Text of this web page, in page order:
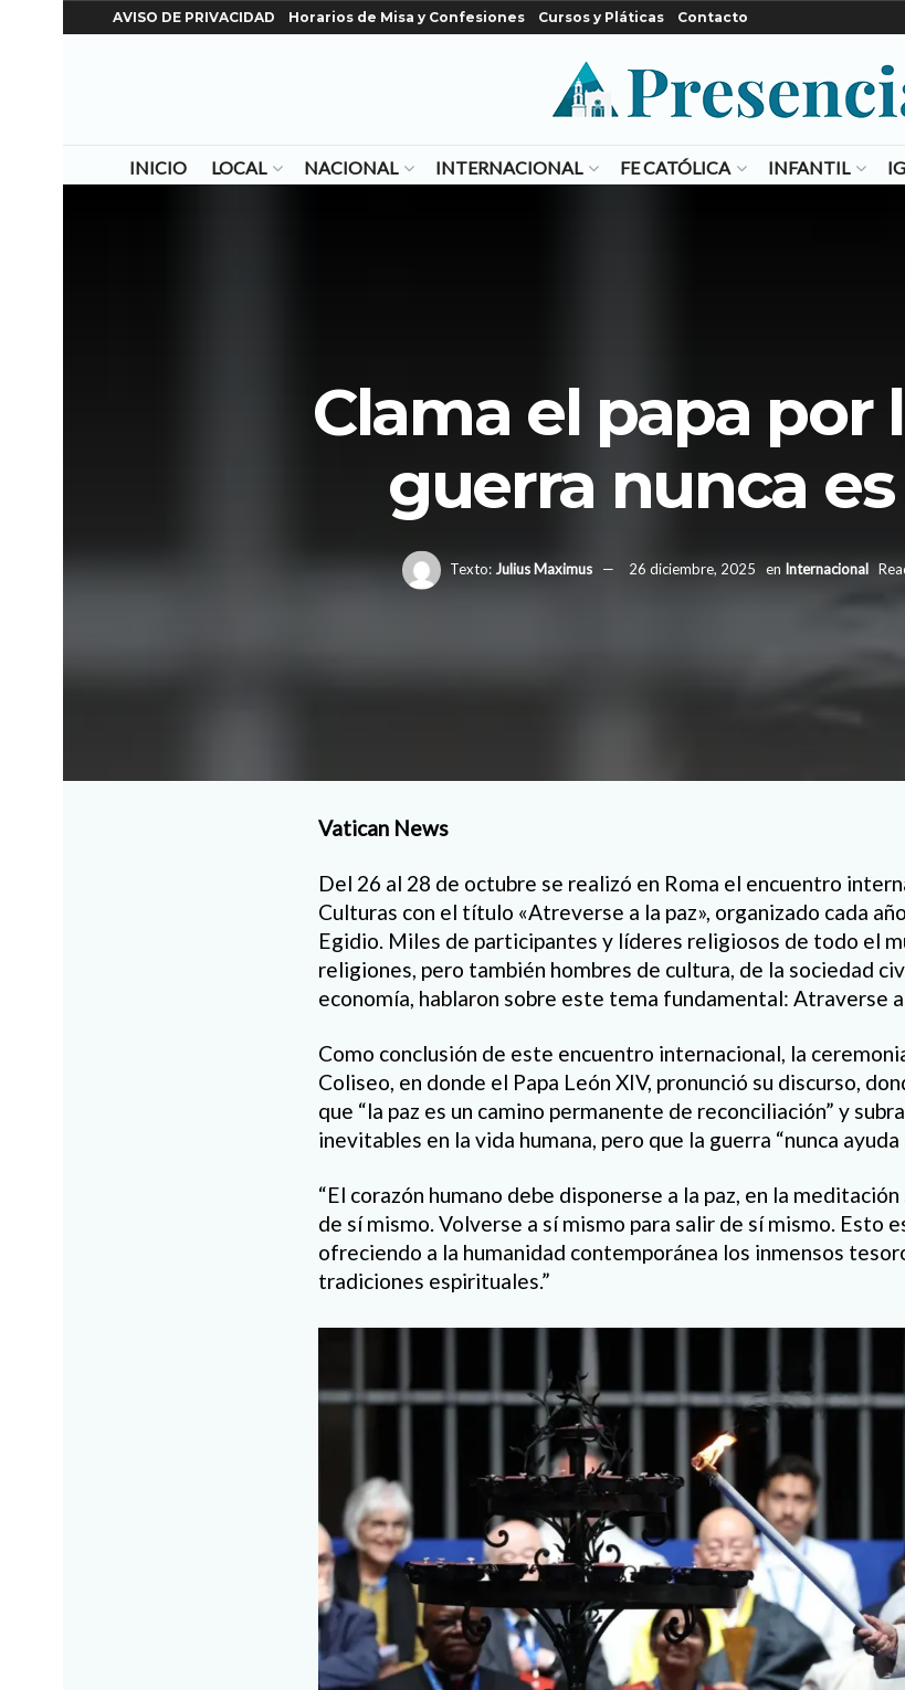
AVISO DE PRIVACIDAD Horarios de Misa y Confesiones Cursos y Pláticas Contacto
INICIO LOCAL NACIONAL INTERNACIONAL FE CATÓLICA INFANTIL
Clama el papa por
guerra nunca
Texto: Julius Maximus 26 diciembre, 2025 en Internacional
Vatican News
Del 26 al 28 de octubre se realizó en Roma el encuentro
Culturas con el título «Atreverse a la paz», organizado cada
Egidio. Miles de participantes y líderes religiosos de todo el
religiones, pero también hombres de cultura, de la sociedad
economía, hablaron sobre este tema fundamental: Atraverse a
Como conclusión de este encuentro internacional, la
Coliseo, en donde el Papa León XIV, pronunció su discurso,
que “la paz es un camino permanente de reconciliación” y
inevitables en la vida humana, pero que la guerra “nunca
“El corazón humano debe disponerse a la paz, en la
de sí mismo. Volverse a sí mismo para salir de sí mismo. Esto
ofreciendo a la humanidad contemporánea los inmensos
tradiciones espirituales.”